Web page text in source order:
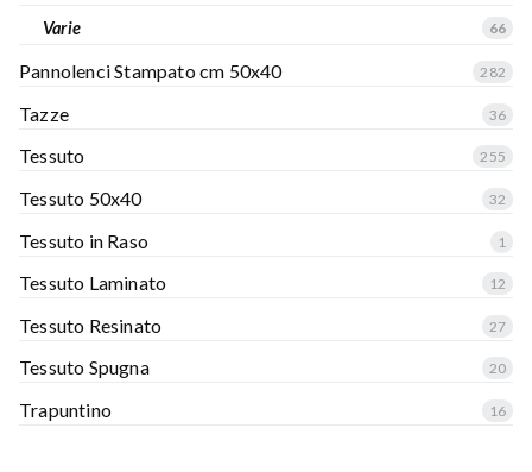
Varie 66
Pannolenci Stampato cm 50x40 282
Tazze 36
Tessuto 255
Tessuto 50x40 32
Tessuto in Raso 1
Tessuto Laminato 12
Tessuto Resinato 27
Tessuto Spugna 20
Trapuntino 16